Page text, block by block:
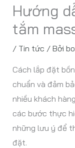
Hướng
tắm
/ Tin tức / Bởi
Cách lắp đặt
chuẩn và đảm
nhiều khách
các bước thực
những lưu ý để
đặt.